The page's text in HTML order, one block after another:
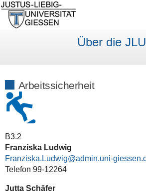
Über die JLU
Arbeitssicherheit
B3.2
Franziska Ludwig
Franziska.Ludwig
Telefon 99-12264
Jutta Schäfer